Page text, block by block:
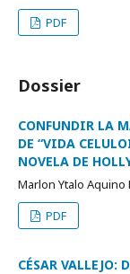
PDF
Dossier
CONFUNDIR LA
DE “VIDA
NOVELA DE
Marlon Ytalo Aquino
PDF
CÉSAR VALLEJO: